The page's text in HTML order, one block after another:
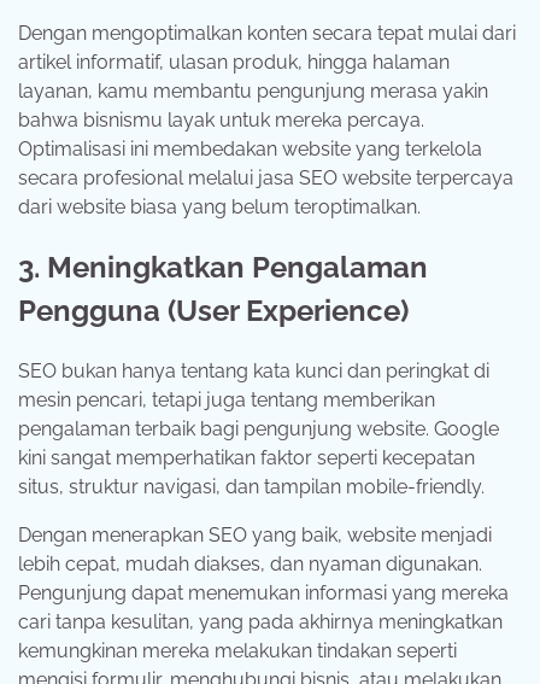
Dengan mengoptimalkan konten secara tepat mulai dari
artikel informatif, ulasan produk, hingga halaman
layanan, kamu membantu pengunjung merasa yakin
bahwa bisnismu layak untuk mereka percaya.
Optimalisasi ini membedakan website yang terkelola
secara profesional melalui jasa SEO website terpercaya
dari website biasa yang belum teroptimalkan.
3. Meningkatkan Pengalaman
Pengguna (User Experience)
SEO bukan hanya tentang kata kunci dan peringkat di
mesin pencari, tetapi juga tentang memberikan
pengalaman terbaik bagi pengunjung website. Google
kini sangat memperhatikan faktor seperti kecepatan
situs, struktur navigasi, dan tampilan mobile-friendly.
Dengan menerapkan SEO yang baik, website menjadi
lebih cepat, mudah diakses, dan nyaman digunakan.
Pengunjung dapat menemukan informasi yang mereka
cari tanpa kesulitan, yang pada akhirnya meningkatkan
kemungkinan mereka melakukan tindakan seperti